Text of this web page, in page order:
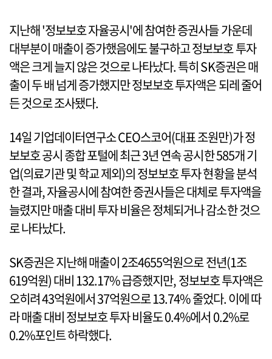
지난해 '정보보호 자율공시'에 참여한 증권사들 가운데
대부분이 매출이 증가했음에도 불구하고 정보보호 투자
액은 크게 늘지 않은 것으로 나타났다. 특히 SK증권은 매
출이 두 배 넘게 증가했지만 정보보호 투자액은 되레 줄어
든 것으로 조사됐다.
14일 기업데이터연구소 CEO스코어(대표 조원만)가 정
보보호 공시 종합 포털에 최근 3년 연속 공시한 585개 기
업(의료기관 및 학교 제외)의 정보보호 투자 현황을 분석
한 결과, 자율공시에 참여한 증권사들은 대체로 투자액을
늘렸지만 매출 대비 투자 비율은 정체되거나 감소한 것으
로 나타났다.
SK증권은 지난해 매출이 2조4655억원으로 전년(1조
619억원) 대비 132.17% 급증했지만, 정보보호 투자액은
오히려 43억원에서 37억원으로 13.74% 줄었다. 이에 따
라 매출 대비 정보보호 투자 비율도 0.4%에서 0.2%로
0.2%포인트 하락했다.